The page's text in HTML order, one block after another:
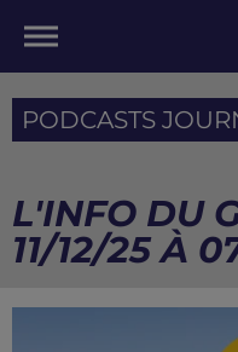
PODCASTS
L'INFO DU
11/12/25 À